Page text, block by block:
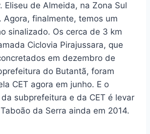
Eliseu de Almeida, na Zona Sul
Agora, finalmente, temos um
sinalizado. Os cerca de 3 km
Ciclovia Pirajussara, que
em dezembro de
do Butantã, foram
CET agora em junho. E o
subprefeitura e da CET é levar
da Serra ainda em 2014.